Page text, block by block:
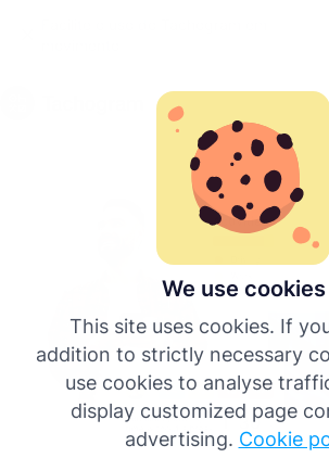
We use cookies
This site uses cookies. If
addition to strictly necessary
use cookies to analyse
display customized page
advertising. Cookie
Français
Italiano